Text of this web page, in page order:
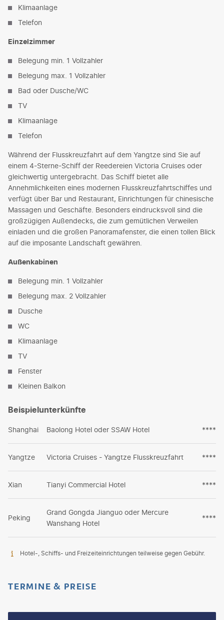
Klimaanlage
Telefon
Einzelzimmer
Belegung min. 1 Vollzahler
Belegung max. 1 Vollzahler
Bad oder Dusche/WC
TV
Klimaanlage
Telefon
Während der Flusskreuzfahrt auf dem Yangtze sind Sie auf
einem 4-Sterne-Schiff der Reedereien Victoria Cruises oder
gleichwertig untergebracht. Das Schiff bietet alle
Annehmlichkeiten eines modernen Flusskreuzfahrtschiffes und
verfügt über Bar und Restaurant, Einrichtungen für chinesische
Massagen und Geschäfte. Besonders eindrucksvoll sind die
großzügigen Außendecks, die zum gemütlichen Verweilen
einladen und die großen Panoramafenster, die einen tollen Blick
auf die imposante Landschaft gewähren.
Außenkabinen
Belegung min. 1 Vollzahler
Belegung max. 2 Vollzahler
Dusche
WC
Klimaanlage
TV
Fenster
Kleinen Balkon
Beispielunterkünfte
Shanghai Baolong Hotel oder SSAW Hotel ****
Yangtze Victoria Cruises - Yangtze Flusskreuzfahrt ****
Xian Tianyi Commercial Hotel ****
Peking
Grand Gongda Jianguo oder Mercure
Wanshang Hotel
****
Hotel-, Schiffs- und Freizeiteinrichtungen teilweise gegen Gebühr.
TERMINE & PREISE